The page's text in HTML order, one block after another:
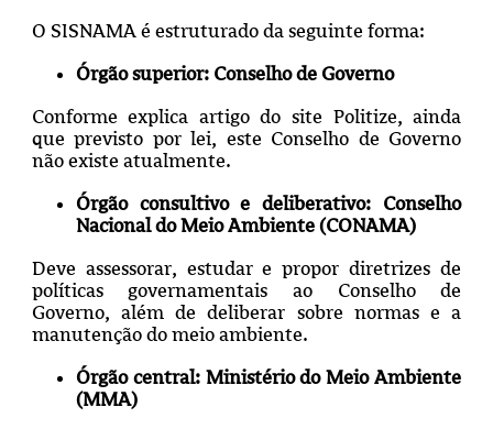
O SISNAMA é estruturado da seguinte forma:
Órgão superior: Conselho de Governo
Conforme explica artigo do site Politize, ainda
que previsto por lei, este Conselho de Governo
não existe atualmente.
Órgão consultivo e deliberativo: Conselho
Nacional do Meio Ambiente (CONAMA)
Deve assessorar, estudar e propor diretrizes de
políticas governamentais ao Conselho de
Governo, além de deliberar sobre normas e a
manutenção do meio ambiente.
Órgão central: Ministério do Meio Ambiente
(MMA)